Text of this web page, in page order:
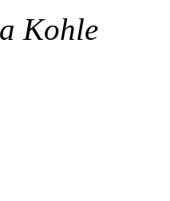
Kohle